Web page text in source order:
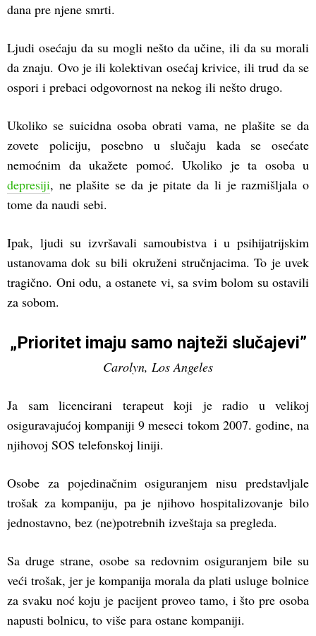
dana pre njene smrti.
Ljudi osećaju da su mogli nešto da učine, ili da su morali
da znaju. Ovo je ili kolektivan osećaj krivice, ili trud da se
ospori i prebaci odgovornost na nekog ili nešto drugo.
Ukoliko se suicidna osoba obrati vama, ne plašite se da
zovete policiju, posebno u slučaju kada se osećate
nemoćnim da ukažete pomoć. Ukoliko je ta osoba u
depresiji, ne plašite se da je pitate da li je razmišljala o
tome da naudi sebi.
Ipak, ljudi su izvršavali samoubistva i u psihijatrijskim
ustanovama dok su bili okruženi stručnjacima. To je uvek
tragično. Oni odu, a ostanete vi, sa svim bolom su ostavili
za sobom.
„Prioritet imaju samo najteži slučajevi”
Carolyn, Los Angeles
Ja sam licencirani terapeut koji je radio u velikoj
osiguravajućoj kompaniji 9 meseci tokom 2007. godine, na
njihovoj SOS telefonskoj liniji.
Osobe za pojedinačnim osiguranjem nisu predstavljale
trošak za kompaniju, pa je njihovo hospitalizovanje bilo
jednostavno, bez (ne)potrebnih izveštaja sa pregleda.
Sa druge strane, osobe sa redovnim osiguranjem bile su
veći trošak, jer je kompanija morala da plati usluge bolnice
za svaku noć koju je pacijent proveo tamo, i što pre osoba
napusti bolnicu, to više para ostane kompaniji.